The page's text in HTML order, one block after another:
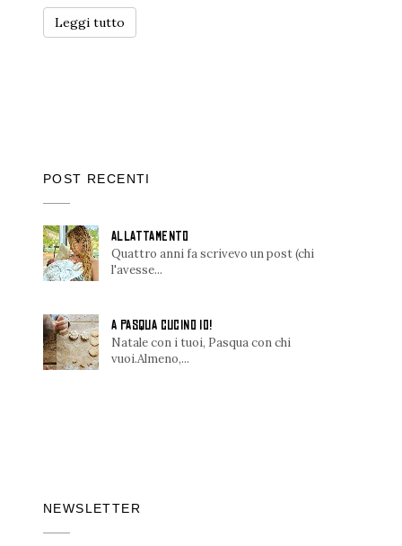
Leggi tutto
POST RECENTI
ALLATTAMENTO
Quattro anni fa scrivevo un post (chi
l'avesse...
A PASQUA CUCINO IO!
Natale con i tuoi, Pasqua con chi
vuoi.Almeno,...
NEWSLETTER